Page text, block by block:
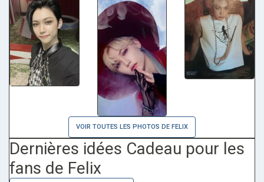
VOIR TOUTES LES PHOTOS DE FELIX
Dernières idées Cadeau pour les
fans de Felix